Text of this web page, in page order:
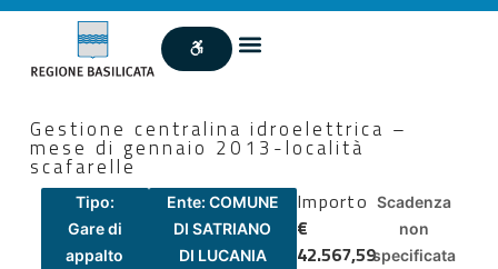
Gestione centralina idroelettrica –
mese di gennaio 2013-località
scafarelle
Tipo:
Gare di
appalto
Ente: COMUNE
DI SATRIANO
DI LUCANIA
Importo
€
42.567,59
Scadenza
non
specificata